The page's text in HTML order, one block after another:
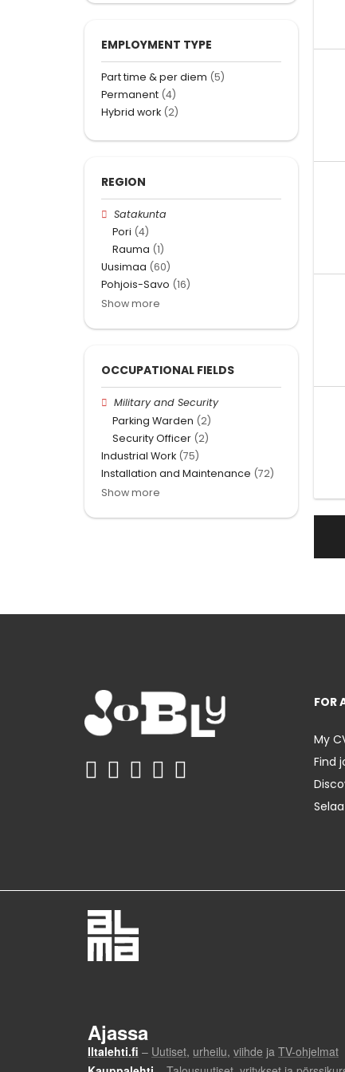
EMPLOYMENT TYPE
Part time & per diem (5)
Permanent (4)
Hybrid work (2)
REGION
Satakunta
Pori (4)
Rauma (1)
Uusimaa (60)
Pohjois-Savo (16)
Show more
OCCUPATIONAL FIELDS
Military and Security
Parking Warden (2)
Security Officer (2)
Industrial Work (75)
Installation and Maintenance (72)
Show more
FOR
My
Find